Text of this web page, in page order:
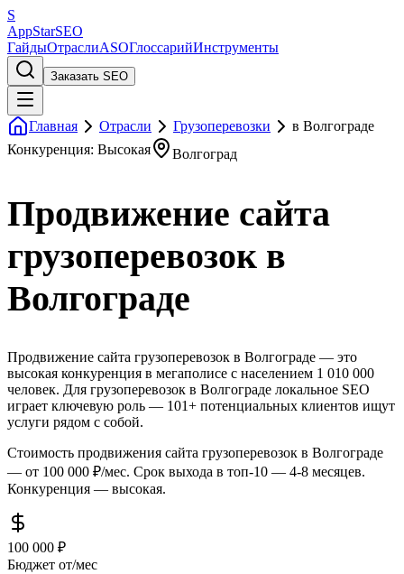
S
AppStarSEO
ГайдыОтраслиASOГлоссарийИнструменты
Заказать SEO
Главная Отрасли Грузоперевозки
в Волгограде
Конкуренция: Высокая
Волгоград
Продвижение сайта
грузоперевозок в
Волгограде
Продвижение сайта грузоперевозок в Волгограде — это
высокая конкуренция в мегаполисе с населением 1 010 000
человек. Для грузоперевозок в Волгограде локальное SEO
играет ключевую роль — 101+ потенциальных клиентов ищут
услуги рядом с собой.
Стоимость продвижения сайта грузоперевозок в Волгограде
— от 100 000 ₽/мес. Срок выхода в топ-10 — 4-8 месяцев.
Конкуренция — высокая.
100 000 ₽
Бюджет от/мес